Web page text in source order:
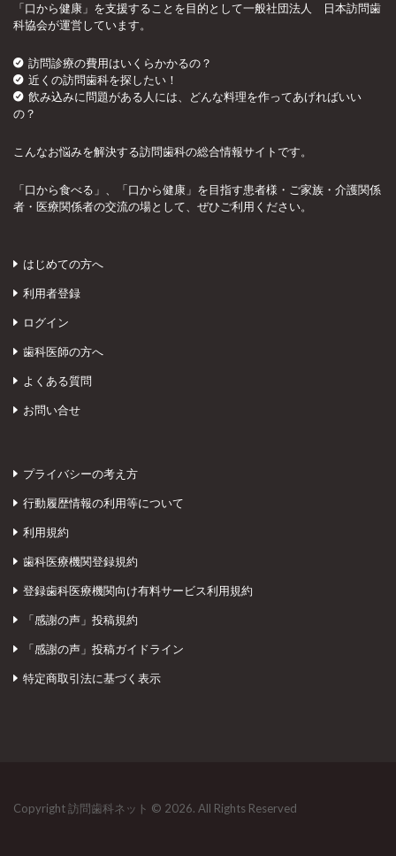
「口から健康」を支援することを目的として一般社団法人 日本訪問歯
科協会が運営しています。
訪問診療の費用はいくらかかるの？
近くの訪問歯科を探したい！
飲み込みに問題がある人には、どんな料理を作ってあげればいい
の？
こんなお悩みを解決する訪問歯科の総合情報サイトです。
「口から食べる」、「口から健康」を目指す患者様・ご家族・介護関係
者・医療関係者の交流の場として、ぜひご利用ください。
はじめての方へ
利用者登録
ログイン
歯科医師の方へ
よくある質問
お問い合せ
プライバシーの考え方
行動履歴情報の利用等について
利用規約
歯科医療機関登録規約
登録歯科医療機関向け有料サービス利用規約
「感謝の声」投稿規約
「感謝の声」投稿ガイドライン
特定商取引法に基づく表示
Copyright 訪問歯科ネット © 2026. All Rights Reserved